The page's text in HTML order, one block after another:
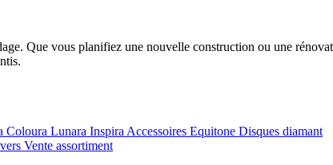
Que vous planifiez une nouvelle construction ou une
Coloura Lunara Inspira Accessoires Equitone Disques diamant
Vente assortiment